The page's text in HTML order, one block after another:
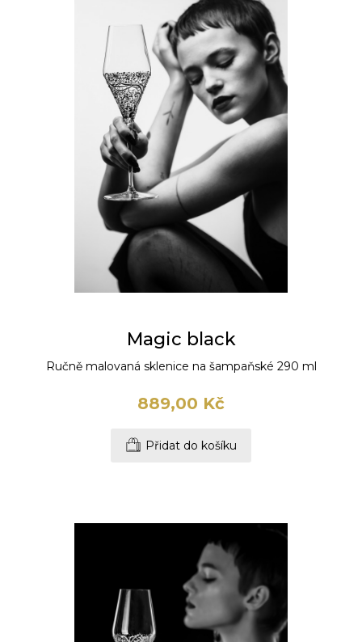
Magic black
Ručně malovaná sklenice na šampaňské 290 ml
889,00 Kč
Přidat do košíku